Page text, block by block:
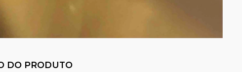
DO PRODUTO